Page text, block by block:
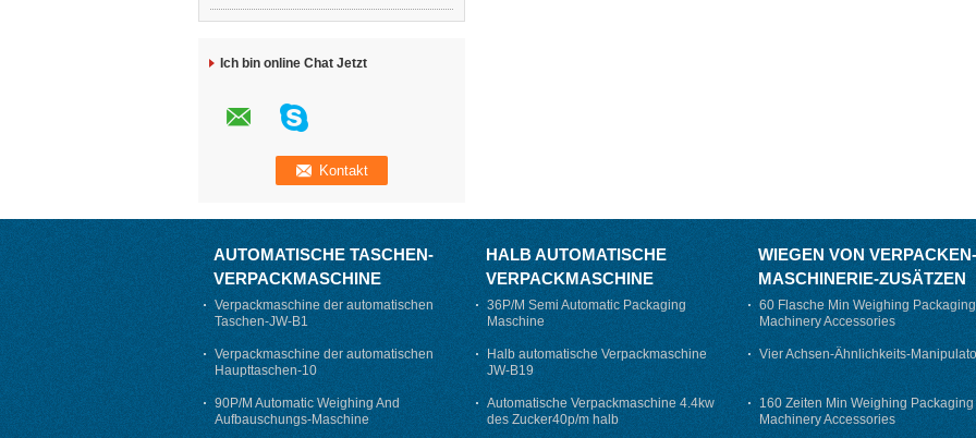
Ich bin online Chat Jetzt
AUTOMATISCHE TASCHEN-
VERPACKMASCHINE
Verpackmaschine der automatischen
Taschen-JW-B1
Verpackmaschine der automatischen
Haupttaschen-10
90P/M Automatic Weighing And
Aufbauschungs-Maschine
HALB AUTOMATISCHE
VERPACKMASCHINE
36P/M Semi Automatic Packaging
Maschine
Halb automatische Verpackmaschine
JW-B19
Automatische Verpackmaschine 4.4kw
des Zucker40p/m halb
WIEGEN VON VERPACKEN-
MASCHINERIE-ZUSÄTZEN
60 Flasche Min Weighing Packaging
Machinery Accessories
Vier Achsen-Ähnlichkeits-
160 Zeiten Min Weighing Packaging
Machinery Accessories